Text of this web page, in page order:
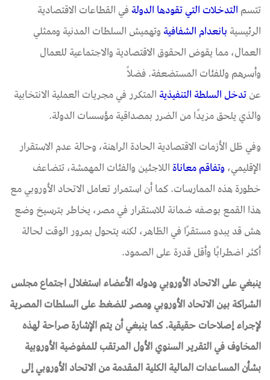
تتسمالتدخلات التي تقودها الدولةفي القطاعات الاقتصادية
الرئيسيةبانعدام الشفافيةوتهميش السلطات المدنية وممثلي
العمال، مما يقوض الحقوق الاقتصادية والاجتماعية للعمال
وأسرهم وللفئات المستضعفة. فضلاً
عنتدخلالسلطةالتنفيذيةالمتكرر في مجريات العملية الانتخابية
والذي يلحق مزيدًا من الضرر بمصداقية مؤسسات الدولة.
وفي ظل الأزمات الاقتصادية الحادة الراهنة، وحالة عدم الاستقرار
الإقليمي،وتفاقممعاناةاللاجئين والفئات المهمشة، تتضاعف
خطورة هذه الممارسات. كما أن استمرار تعامل الاتحاد الأوروبي مع
هذا القمع بوصفه ضمانة للاستقرار في مصر، يخاطر بترسيخ وضع
هش قد يبدو مستقرًا في الظاهر، لكنه يتحول بمرور الوقت لحالة
أكثر اضطرابًا وأقل قدرة على الصمود.
ينبغي على الاتحاد الأوروبي ودوله الأعضاء استغلال اجتماع مجلس
الشراكة بين الاتحاد الأوروبي ومصر للضغط على السلطات المصرية
لإجراء إصلاحات حقيقية. كما ينبغي أن يتم الإشارة صراحة لهذه
المخاوف في التقرير السنوي الأول المرتقب للمفوضية الأوروبية
بشأن المساعدات المالية الكلية المقدمة من الاتحاد الأوروبي إلى